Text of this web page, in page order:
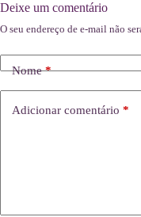
Deixe um comentário
O seu endereço de e-mail não
Nome*
Adicionar comentário *